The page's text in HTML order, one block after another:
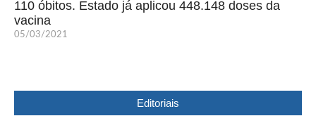
110 óbitos. Estado já aplicou 448.148 doses da
vacina
05/03/2021
Editoriais